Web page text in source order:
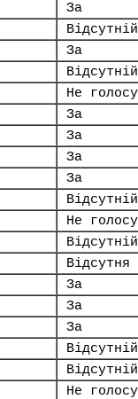
За
Відсутній
За
Відсутній
Не
За
За
За
За
Відсутній
Не
Відсутній
Відсутня
За
За
За
Відсутній
Відсутній
Не